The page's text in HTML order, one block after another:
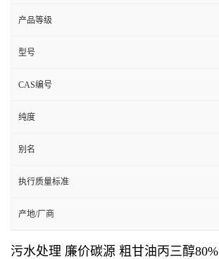
产品等级
型号
CAS编号
纯度
别名
执行质量标准
产地/厂商
污水处理 廉价碳源 粗甘油丙三醇80%